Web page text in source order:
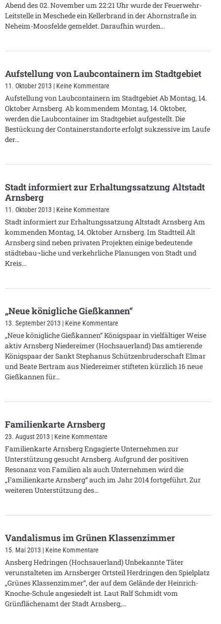
Abend des 02. November um 22:21 Uhr wurde der Feuerwehr-
Leitstelle in Meschede ein Kellerbrand in der Ahornstraße in
Neheim-Moosfelde gemeldet. Daraufhin wurden
Aufstellung von Laubcontainern im Stadtgebiet
11. Oktober 2013 Keine Kommentare
Aufstellung von Laubcontainern im Stadtgebiet Ab Montag, 14.
Oktober Arnsberg. Ab kommendem Montag, 14. Oktober,
werden die Laubcontainer im Stadtgebiet aufgestellt. Die
Bestückung der Containerstandorte erfolgt sukzessive im Laufe
der
Stadt informiert zur Erhaltungssatzung Altstadt
Arnsberg
11. Oktober 2013 Keine Kommentare
Stadt informiert zur Erhaltungssatzung Altstadt Arnsberg Am
kommenden Montag, 14. Oktober Arnsberg. Im Stadtteil Alt
Arnsberg sind neben privaten Projekten einige bedeutende
städtebau¬liche und verkehrliche Planungen von Stadt und
Kreis
„Neue königliche Gießkannen“
13. September 2013 Keine Kommentare
„Neue königliche Gießkannen“ Königspaar in vielfältiger Weise
aktiv Arnsberg Niedereimer (Hochsauerland) Das amtierende
Königspaar der Sankt Stephanus Schützenbruderschaft Elmar
und Beate Bertram aus Niedereimer stifteten kürzlich 16 neue
Gießkannen für
Familienkarte Arnsberg
23. August 2013 Keine Kommentare
Familienkarte Arnsberg Engagierte Unternehmen zur
Unterstützung gesucht Arnsberg. Aufgrund der positiven
Resonanz von Familien als auch Unternehmen wird die
„Familienkarte Arnsberg“ auch im Jahr 2014 fortgeführt. Zur
weiteren Unterstützung des
Vandalismus im Grünen Klassenzimmer
15. Mai 2013 Keine Kommentare
Ansberg Hedringen (Hochsauerland) Unbekannte Täter
verunstalteten im Arnsberger Ortsteil Herdringen den Spielplatz
„Grünes Klassenzimmer“, der auf dem Gelände der Heinrich-
Knoche-Schule angesiedelt ist. Laut Ralf Schmidt vom
Grünflächenamt der Stadt Arnsberg,